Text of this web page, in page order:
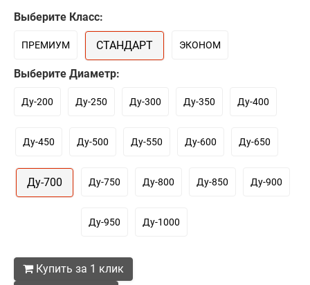
Выберите Класс:
ПРЕМИУМ СТАНДАРТ ЭКОНОМ
Выберите Диаметр:
Ду-200 Ду-250 Ду-300 Ду-350 Ду-400
Ду-450 Ду-500 Ду-550 Ду-600 Ду-650
Ду-700 Ду-750 Ду-800 Ду-850 Ду-900
Ду-950 Ду-1000
Купить за 1 клик